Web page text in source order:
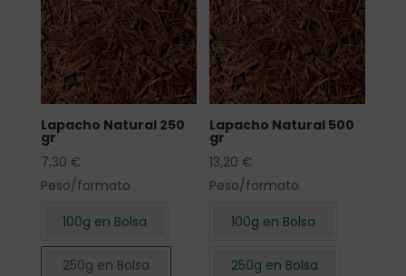
Lapacho Natural 250
gr
7,30 €
Peso/formato
100g en Bolsa
250g en Bolsa
Lapacho Natural 500
gr
13,20 €
Peso/formato
100g en Bolsa
250g en Bolsa